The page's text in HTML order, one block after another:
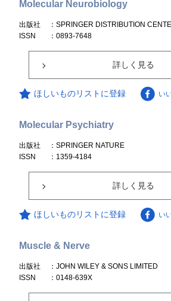
Molecular Neurobiology
出版社
：SPRINGER DISTRIBUTION
ISSN
：0893-7648
詳しく見る
ほしいものリストに登録 い
Molecular Psychiatry
出版社
：SPRINGER NATURE
ISSN
：1359-4184
詳しく見る
ほしいものリストに登録 い
Muscle & Nerve
出版社
：JOHN WILEY & SONS LIMITED
ISSN
：0148-639X